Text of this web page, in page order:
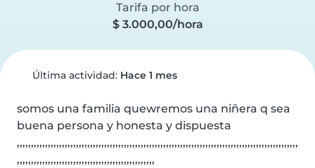
Tarifa por hora
$ 3.000,00/hora
Última actividad: Hace 1 mes
somos una familia quewremos una niñera q sea
buena persona y honesta y dispuesta
,,,,,,,,,,,,,,,,,,,,,,,,,,,,,,,,,,,,,,,,,,,,,,,,,,,,,,,,,,,,,,,,,,,,,,,,,,,,,,,,,,,,,,,,,,,,,,,,,,,,
,,,,,,,,,,,,,,,,,,,,,,,,,,,,,,,,,,,,,,,,,,,,,,,,,